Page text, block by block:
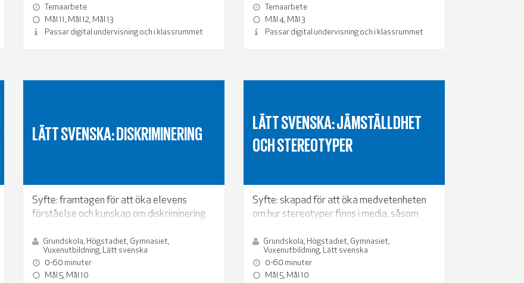
Temaarbete
Mål 11, Mål 12, Mål 13
Passar digital undervisning och i klassrummet
Temaarbete
Mål 4, Mål 3
Passar digital undervisning och i klassrummet
LÄTT SVENSKA: DISKRIMINERING
Syfte: framtagen för att öka elevens
förståelse och kunskap om diskriminering
Grundskola, Högstadiet, Gymnasiet,
Vuxenutbildning, Lätt svenska
0-60 minuter
Mål 5, Mål 10
LÄTT SVENSKA: JÄMSTÄLLDHET
OCH STEREOTYPER
Syfte: skapad för att öka medvetenheten
om hur stereotyper finns i media, såsom
Grundskola, Högstadiet, Gymnasiet,
Vuxenutbildning, Lätt svenska
0-60 minuter
Mål 5, Mål 10